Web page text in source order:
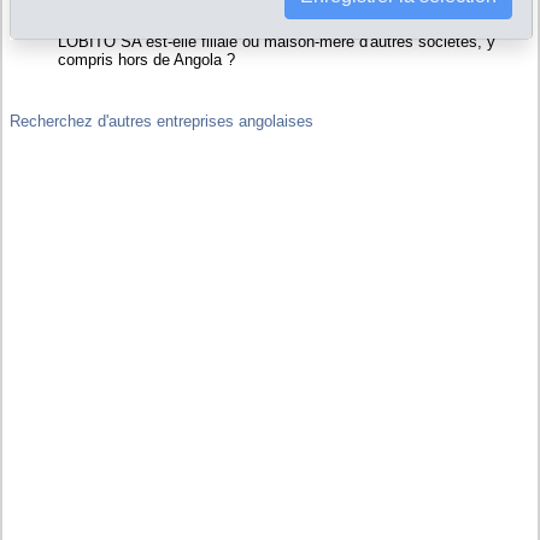
de SECIL - COMPANHIA DE CIMENTO DO LOBITO SA
Liens financiers : SECIL - COMPANHIA DE CIMENTO DO
LOBITO SA est-elle filiale ou maison-mère d'autres sociétés, y
compris hors de Angola ?
Recherchez d'autres entreprises angolaises